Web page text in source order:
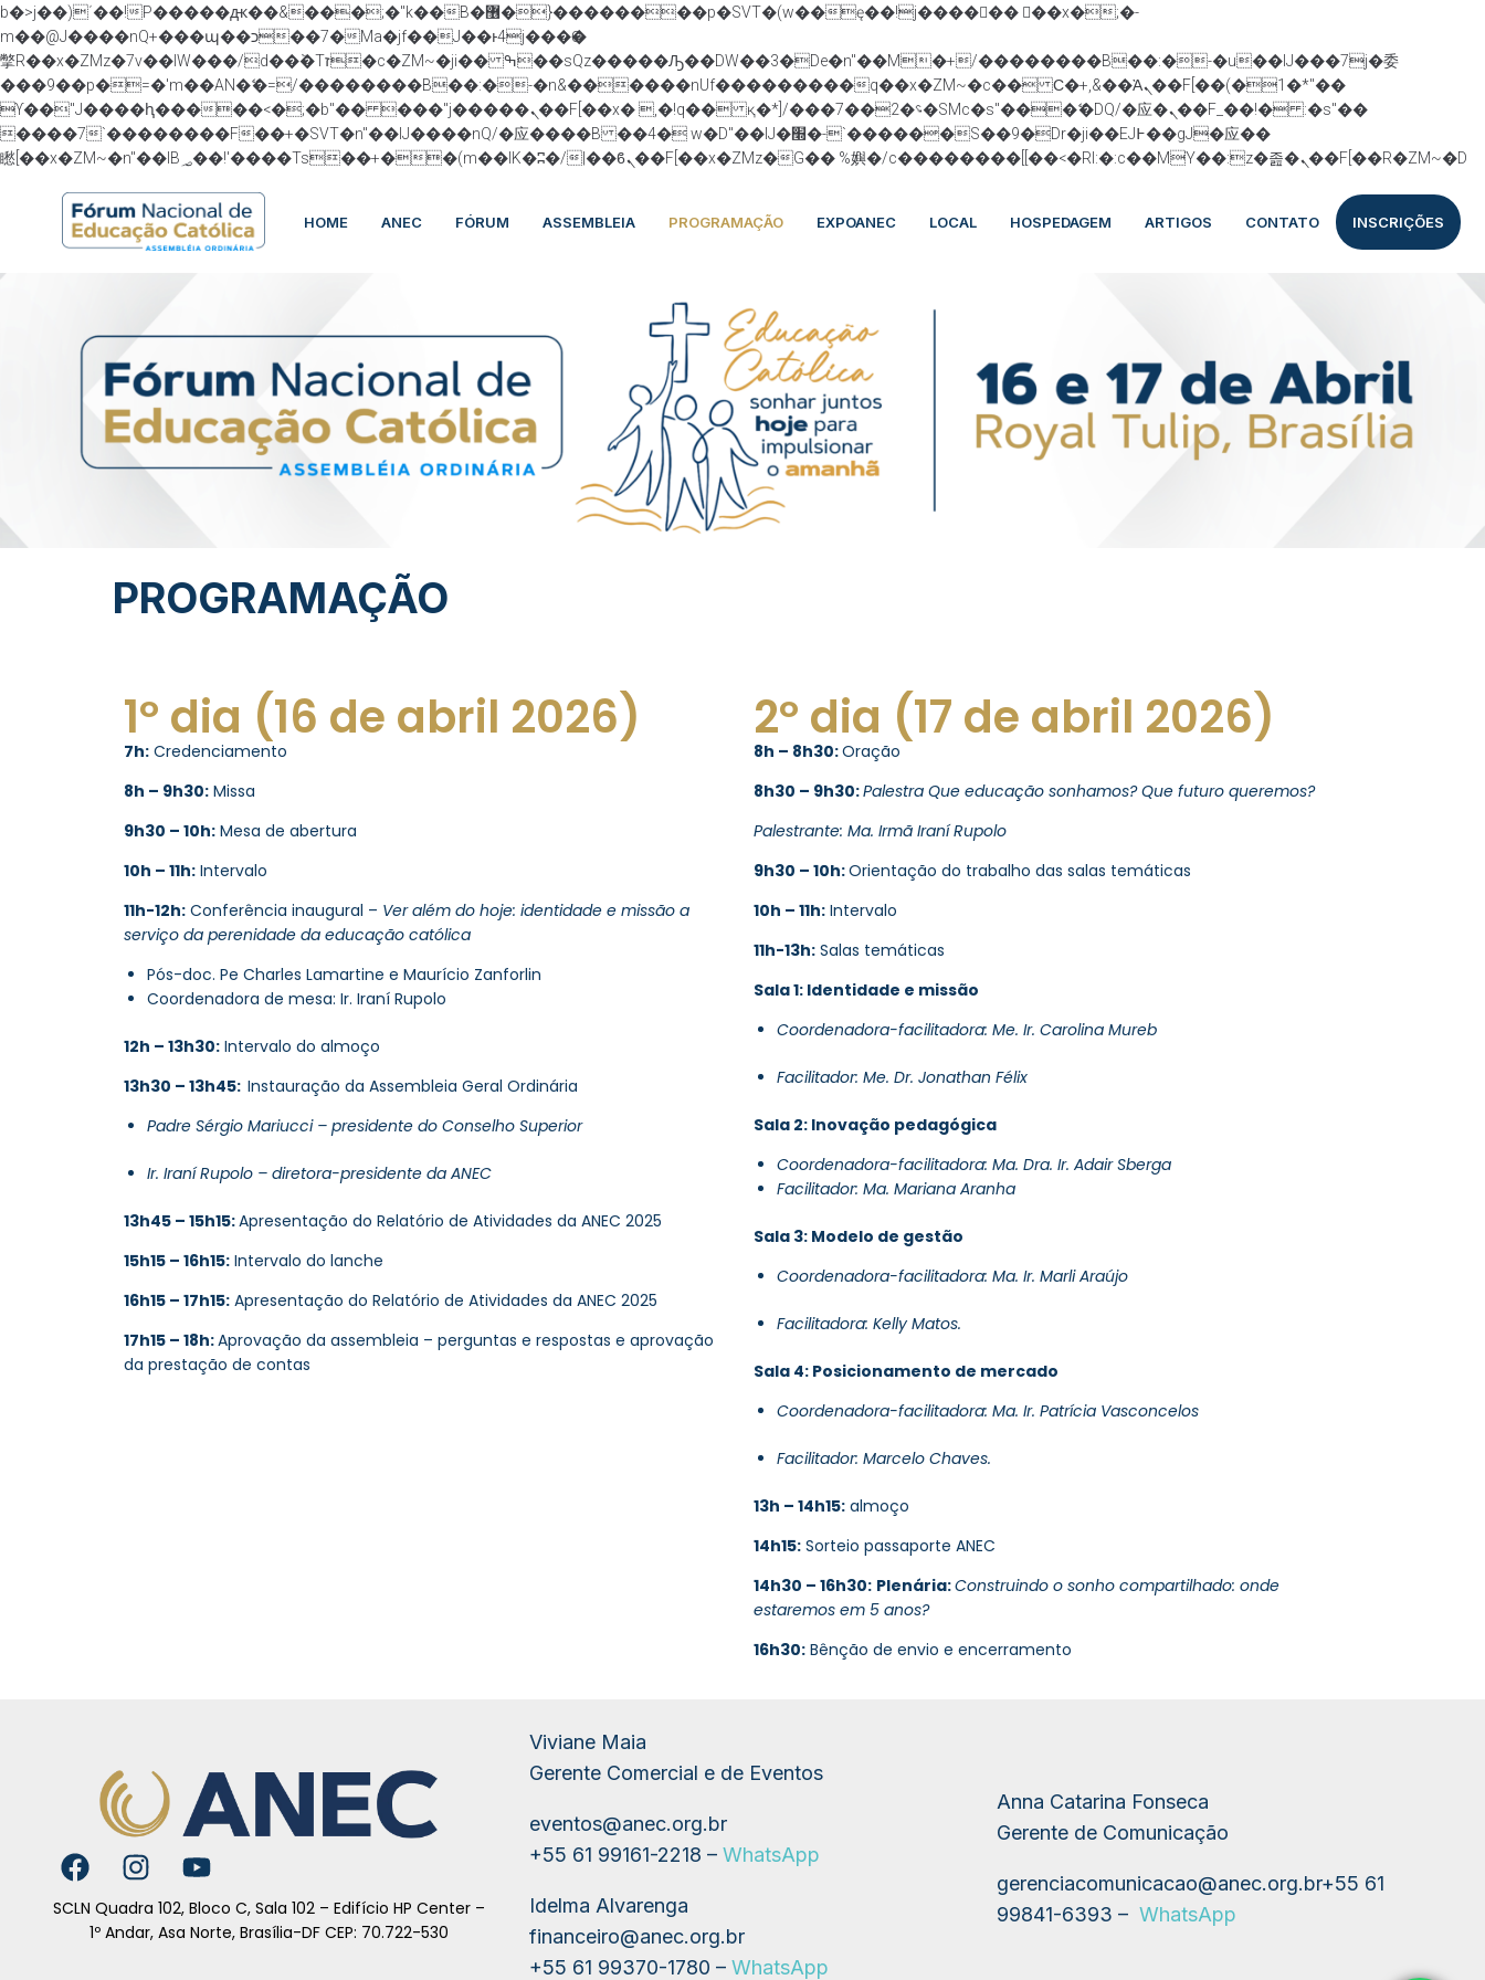
b�>j��)΄��!P�����ԫ��&���;�"k��B�޶�}��������p�SVT�(w��ę��!j������ ��x�;�-
m��@J����nQ+���պ��כ��7�Ma�jf��J��ͱ4j���Ѳ�
撆R��x�ZMz�7v��IW���/d��ٞ�Тז�c�ZM~�ji�� ߒ��sQz�����Ԡ��DW��3�De�n"��M�+/��������B��:�-�u��IJ���7j�委
���9��p�=�'m��AN�ޭ�=/��������B��:�-�n&������nUf���������q��x�ZM~�c�� Ϲ�+,&��Ὰܢ��F[��(�1�*"��
ϒ��"J����ԧ�����<�;�b"�� ���"j�����ܢ��F[��x� ,�!q�� қ�*]/���؝�2��7�SMc�s"���ޭ�DQ/�应�ܢ��F_��!� :�s"��
����7`��������F��+�SVT�n"��IJ����nQ/�应����B ��4� w�D"��IJ�׭�-`������S��9�Dr�ji��EJ߅��gJ�应��
矁[��x�ZM~�n"��IB؃��!'����Тѕ��+��(m��IK�ʭ�/|��ϐܢ��F[��x�ZMz�G�� %嬩�/c��������[[��<�RI:�:c��MΎ��:z�졾�ܢ��F[��R�ZM~�D
HOME ANEC FÓRUM ASSEMBLEIA PROGRAMAÇÃO EXPOANEC LOCAL HOSPEDAGEM ARTIGOS CONTATO INSCRIÇÕES
PROGRAMAÇÃO
1º dia (16 de abril 2026)
7h: Credenciamento
8h – 9h30: Missa
9h30 – 10h: Mesa de abertura
10h – 11h: Intervalo
11h-12h: Conferência inaugural – Ver além do hoje: identidade e missão a
serviço da perenidade da educação católica
Pós-doc. Pe Charles Lamartine e Maurício Zanforlin
Coordenadora de mesa: Ir. Iraní Rupolo
12h – 13h30: Intervalo do almoço
13h30 – 13h45: Instauração da Assembleia Geral Ordinária
Padre Sérgio Mariucci – presidente do Conselho Superior
Ir. Iraní Rupolo – diretora-presidente da ANEC
13h45 – 15h15:Apresentação do Relatório de Atividades da ANEC 2025
15h15 – 16h15: Intervalo do lanche
16h15 – 17h15: Apresentação do Relatório de Atividades da ANEC 2025
17h15 – 18h:Aprovação da assembleia – perguntas e respostas e aprovação
da prestação de contas
2º dia (17 de abril 2026)
8h – 8h30:Oração
8h30 – 9h30:Palestra Que educação sonhamos? Que futuro queremos?
Palestrante: Ma. Irmã Iraní Rupolo
9h30 – 10h:Orientação do trabalho das salas temáticas
10h – 11h: Intervalo
11h-13h: Salas temáticas
Sala 1: Identidade e missão
Coordenadora-facilitadora: Me. Ir. Carolina Mureb
Facilitador: Me. Dr. Jonathan Félix
Sala 2: Inovação pedagógica
Coordenadora-facilitadora: Ma. Dra. Ir. Adair Sberga
Facilitador: Ma. Mariana Aranha
Sala 3: Modelo de gestão
Coordenadora-facilitadora: Ma. Ir. Marli Araújo
Facilitadora: Kelly Matos.
Sala 4: Posicionamento de mercado
Coordenadora-facilitadora: Ma. Ir. Patrícia Vasconcelos
Facilitador: Marcelo Chaves.
13h – 14h15: almoço
14h15: Sorteio passaporte ANEC
14h30 – 16h30: Plenária:Construindo o sonho compartilhado: onde
estaremos em 5 anos?
16h30: Bênção de envio e encerramento
SCLN Quadra 102, Bloco C, Sala 102 – Edifício HP Center –
1º Andar, Asa Norte, Brasília-DF CEP: 70.722-530
Viviane Maia
Gerente Comercial e de Eventos
eventos@anec.org.br
+55 61 99161-2218 –WhatsApp
Idelma Alvarenga
financeiro@anec.org.br
+55 61 99370-1780 – WhatsApp
Anna Catarina Fonseca
Gerente de Comunicação
gerenciacomunicacao@anec.org.br+55 61
99841-6393 – WhatsApp